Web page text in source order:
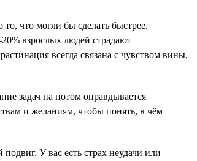
что могли бы сделать быстрее.
взрослых людей страдают
всегда связана с чувством вины,
задач на потом оправдывается
и желаниям, чтобы понять, в чём
У вас есть страх неудачи или